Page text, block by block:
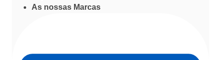
As nossas Marcas